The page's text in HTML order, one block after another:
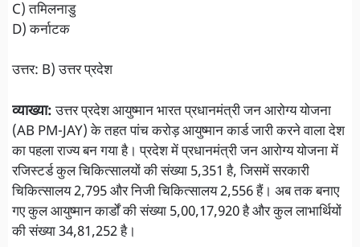
C) तमिलनाडु
D) कर्नाटक
उत्तर: B) उत्तर प्रदेश
व्याख्या:उत्तर प्रदेश आयुष्मान भारत प्रधानमंत्री जन आरोग्य योजना
(AB PM-JAY) के तहत पांच करोड़ आयुष्मान कार्ड जारी करने वाला देश
का पहला राज्य बन गया है। प्रदेश में प्रधानमंत्री जन आरोग्य योजना में
रजिस्टर्ड कुल चिकित्सालयों की संख्या 5,351 है, जिसमें सरकारी
चिकित्सालय 2,795 और निजी चिकित्सालय 2,556 हैं। अब तक बनाए
गए कुल आयुष्मान कार्डों की संख्या 5,00,17,920 है और कुल लाभार्थियों
की संख्या 34,81,252 है।